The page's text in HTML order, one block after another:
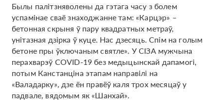
Былы палітзняволены да гэтага часу з болем
успамінае сваё знаходжанне там: «Карцэр» –
бетонная скрыня ў пару квадратных метраў,
унітазная дзірка ў куце. Нас дзесяць. Спім на голым
бетоне пры ўключаным святле». У СІЗА мужчына
перахварэў COVID-19 без медыцынскай дапамогі,
потым Канстанціна этапам направілі на
«Валадарку», дзе ён правёў каля трох месяцаў у
падвале, вядомым як «Шанхай».